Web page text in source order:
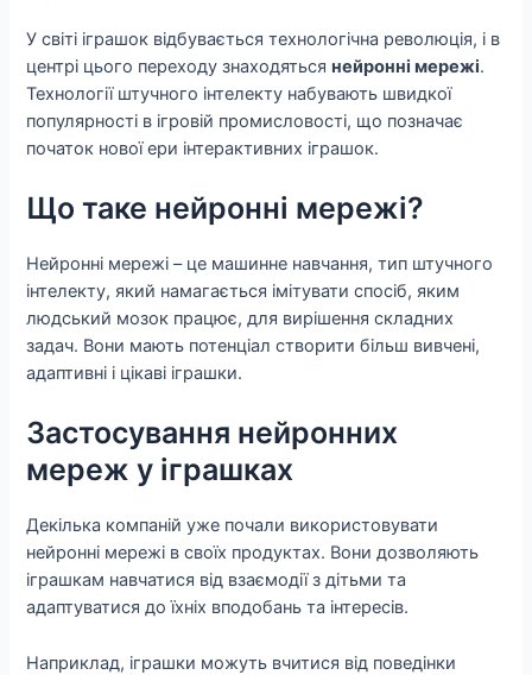
У світі іграшок відбувається технологічна революція, і в
центрі цього переходу знаходятьсянейронні мережі.
Технології штучного інтелекту набувають швидкої
популярності в ігровій промисловості, що позначає
початок нової ери інтерактивних іграшок.
Що таке нейронні мережі?
Нейронні мережі – це машинне навчання, тип штучного
інтелекту, який намагається імітувати спосіб, яким
людський мозок працює, для вирішення складних
задач. Вони мають потенціал створити більш вивчені,
адаптивні і цікаві іграшки.
Застосування нейронних
мереж у іграшках
Декілька компаній уже почали використовувати
нейронні мережі в своїх продуктах. Вони дозволяють
іграшкам навчатися від взаємодії з дітьми та
адаптуватися до їхніх вподобань та інтересів.
Наприклад, іграшки можуть вчитися від поведінки